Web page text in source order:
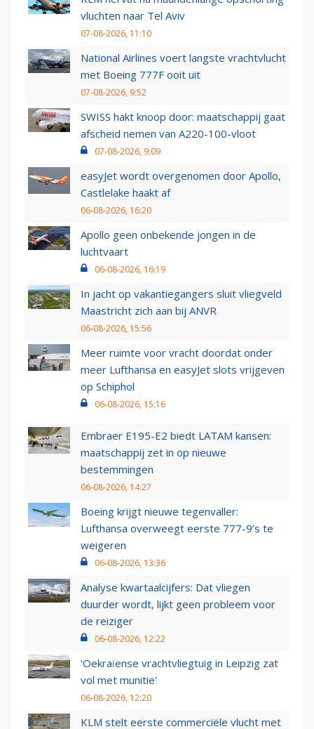
vluchten naar Tel Aviv
07-08-2026, 11:10
National Airlines voert langste vrachtvlucht
met Boeing 777F ooit uit
07-08-2026, 9:52
SWISS hakt knoop door: maatschappij gaat
afscheid nemen van A220-100-vloot
07-08-2026, 9:09
easyJet wordt overgenomen door Apollo,
Castlelake haakt af
06-08-2026, 16:20
Apollo geen onbekende jongen in de
luchtvaart
06-08-2026, 16:19
In jacht op vakantiegangers sluit vliegveld
Maastricht zich aan bij ANVR
06-08-2026, 15:56
Meer ruimte voor vracht doordat onder
meer Lufthansa en easyJet slots vrijgeven
op Schiphol
06-08-2026, 15:16
Embraer E195-E2 biedt LATAM kansen:
maatschappij zet in op nieuwe
bestemmingen
06-08-2026, 14:27
Boeing krijgt nieuwe tegenvaller:
Lufthansa overweegt eerste 777-9’s te
weigeren
06-08-2026, 13:36
Analyse kwartaalcijfers: Dat vliegen
duurder wordt, lijkt geen probleem voor
de reiziger
06-08-2026, 12:22
'Oekraïense vrachtvliegtuig in Leipzig zat
vol met munitie'
06-08-2026, 12:20
KLM stelt eerste commerciële vlucht met